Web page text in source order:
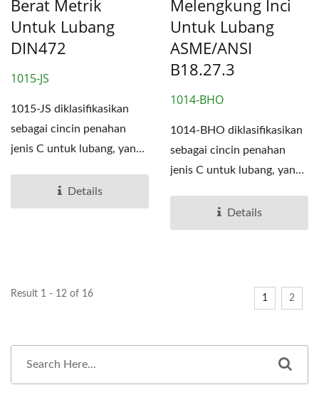
Berat Metrik
Untuk Lubang
DIN472
1015-JS
1015-JS diklasifikasikan
sebagai cincin penahan
jenis C untuk lubang, yang
Details
Melengkung Inci
Untuk Lubang
ASME/ANSI
B18.27.3
1014-BHO
1014-BHO diklasifikasikan
sebagai cincin penahan
jenis C untuk lubang, yang
Details
Result 1 - 12 of 16 1 2